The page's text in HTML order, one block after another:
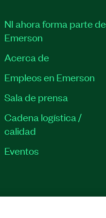
NI ahora forma parte de
Emerson
Acerca de
Empleos en Emerson
Sala de prensa
Cadena logística /
calidad
Eventos